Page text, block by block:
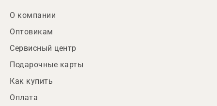
О компании
Оптовикам
Сервисный центр
Подарочные карты
Как купить
Оплата